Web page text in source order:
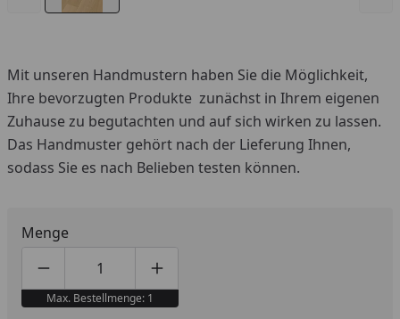
Mit unseren Handmustern haben Sie die Möglichkeit,
Ihre bevorzugten Produkte zunächst in Ihrem eigenen
Zuhause zu begutachten und auf sich wirken zu lassen.
Das Handmuster gehört nach der Lieferung Ihnen,
sodass Sie es nach Belieben testen können.
Menge
Produktmenge um eins verringern
Produktmenge manuell eingeben
Produktmenge um eins erhöhen
Max. Bestellmenge: 1